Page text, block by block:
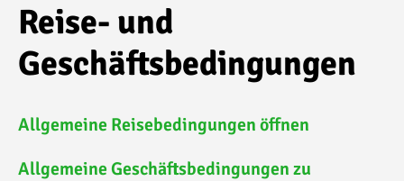
Reise- und
Geschäftsbedingungen
Allgemeine Reisebedingungen öffnen
Allgemeine Geschäftsbedingungen zu